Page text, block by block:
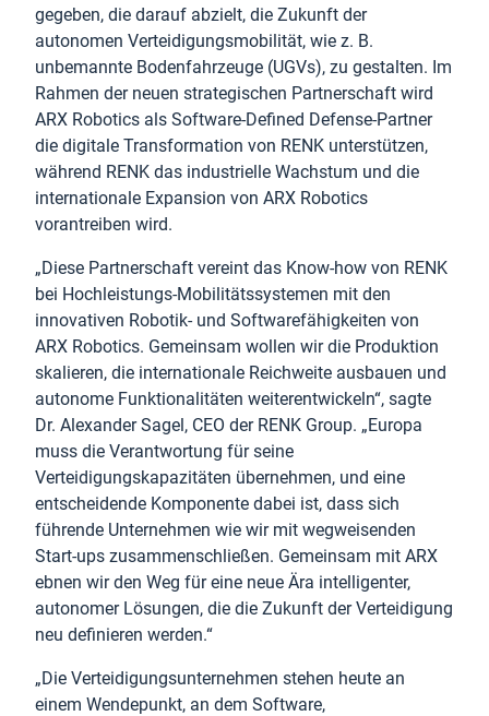
gegeben, die darauf abzielt, die Zukunft der
autonomen Verteidigungsmobilität, wie z. B.
unbemannte Bodenfahrzeuge (UGVs), zu gestalten. Im
Rahmen der neuen strategischen Partnerschaft wird
ARX Robotics als Software-Defined Defense-Partner
die digitale Transformation von RENK unterstützen,
während RENK das industrielle Wachstum und die
internationale Expansion von ARX Robotics
vorantreiben wird.
„Diese Partnerschaft vereint das Know-how von RENK
bei Hochleistungs-Mobilitätssystemen mit den
innovativen Robotik- und Softwarefähigkeiten von
ARX Robotics. Gemeinsam wollen wir die Produktion
skalieren, die internationale Reichweite ausbauen und
autonome Funktionalitäten weiterentwickeln“, sagte
Dr. Alexander Sagel, CEO der RENK Group. „Europa
muss die Verantwortung für seine
Verteidigungskapazitäten übernehmen, und eine
entscheidende Komponente dabei ist, dass sich
führende Unternehmen wie wir mit wegweisenden
Start-ups zusammenschließen. Gemeinsam mit ARX
ebnen wir den Weg für eine neue Ära intelligenter,
autonomer Lösungen, die die Zukunft der Verteidigung
neu definieren werden.“
„Die Verteidigungsunternehmen stehen heute an
einem Wendepunkt, an dem Software,